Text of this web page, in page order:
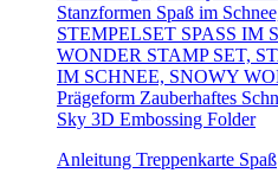
Anleitung Treppenkarte Spaß